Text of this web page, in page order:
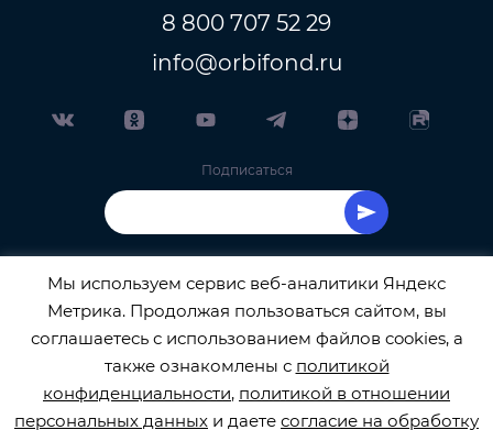
8 800 707 52 29
info@orbifond.ru
Подписаться
ОФИЦИАЛЬНЫЙ ОПЕРАТОР ОБРАБОТКИ
ПЕРСОНАЛЬНЫХ ДАННЫХ РЕГИСТРАЦИОННЫЙ
НОМЕР 77-22-133540
Мы используем сервис веб-аналитики Яндекс
Метрика. Продолжая пользоваться сайтом, вы
соглашаетесь с использованием файлов cookies, а
также ознакомлены с политикой
конфиденциальности, политикой в отношении
персональных данных и даете согласие на обработку